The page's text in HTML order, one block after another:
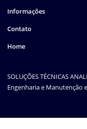
Informações
Contato
Home
SOLUÇÕES TÉCNICAS
Engenharia e Manutenção